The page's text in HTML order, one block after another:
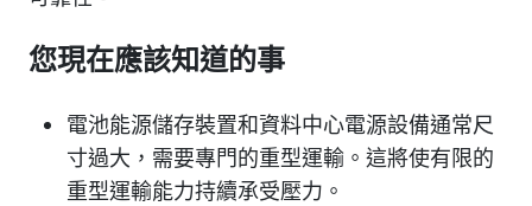
您現在應該知道的事
電池能源儲存裝置和資料中心電源設備通常尺
寸過大，需要專門的重型運輸。這將使有限的
重型運輸能力持續承受壓力。